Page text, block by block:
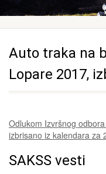
Auto traka na
Lopare 2017,
Odlukom Izvršnog
izbrisano iz kalendara za
SAKSS vesti